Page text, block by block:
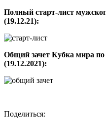
Полный старт-лист
(19.12.21):
Общий зачет Кубка мира
(19.12.2021):
Поделиться: